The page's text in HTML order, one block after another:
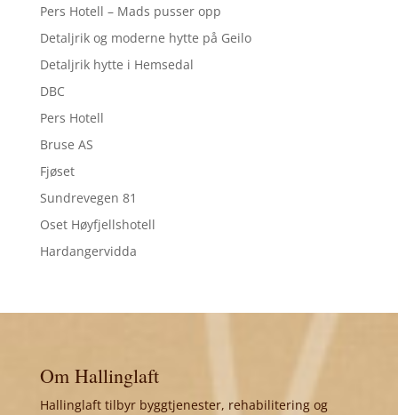
Pers Hotell – Mads pusser opp
Detaljrik og moderne hytte på Geilo
Detaljrik hytte i Hemsedal
DBC
Pers Hotell
Bruse AS
Fjøset
Sundrevegen 81
Oset Høyfjellshotell
Hardangervidda
Om Hallinglaft
Hallinglaft tilbyr byggtjenester, rehabilitering og